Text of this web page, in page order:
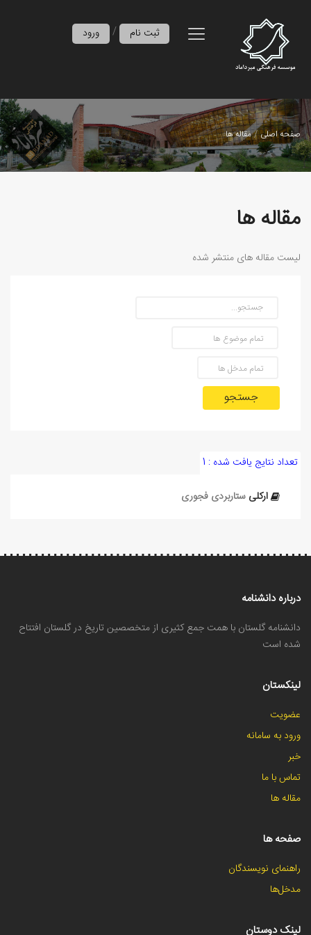
ورود / ثبت نام
صفحه اصلی مقاله ها
مقاله ها
لیست مقاله های منتشر شده
جستجو
تعداد نتایج یافت شده : 1
ارکلی ستاربردی فجوری
درباره دانشنامه
دانشنامه گلستان با همت جمع کثیری از متخصصین تاریخ در گلستان افتتاح
شده است
لینکستان
عضویت
ورود به سامانه
خبر
تماس با ما
مقاله ها
صفحه ها
راهنمای نویسندگان
مدخل‌ها
لینک دوستان